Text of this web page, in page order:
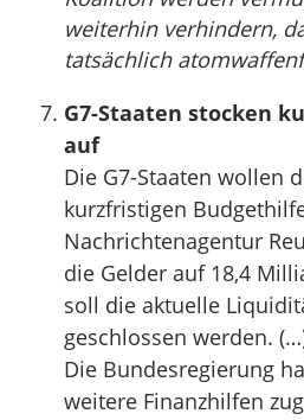
weiterhin verhindern,
tatsächlich
G7-Staaten stocken
auf
Die G7-Staaten wollen
kurzfristigen
Nachrichtenagentur
die Gelder auf 18,4
soll die aktuelle
geschlossen werden.
Die Bundesregierung
weitere Finanzhilfen